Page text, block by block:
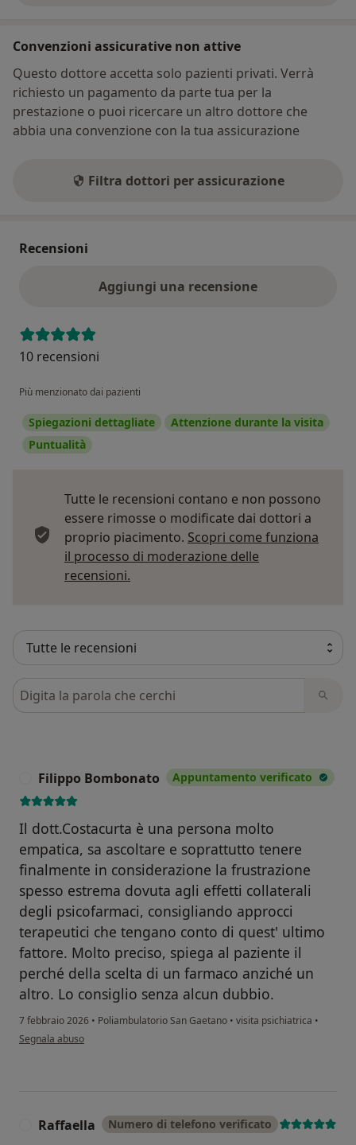
Convenzioni assicurative non attive
Questo dottore accetta solo pazienti privati. Verrà
richiesto un pagamento da parte tua per la
prestazione o puoi ricercare un altro dottore che
abbia una convenzione con la tua assicurazione
Filtra dottori per assicurazione
Recensioni
Aggiungi una recensione
10 recensioni
Più menzionato dai pazienti
Spiegazioni dettagliate
Attenzione durante la visita
Puntualità
Tutte le recensioni contano e non possono
essere rimosse o modificate dai dottori a
proprio piacimento. Scopri come funziona
il processo di moderazione delle
recensioni.
Cerca nelle recensioni
Filippo Bombonato Appuntamento verificato
Il dott.Costacurta è una persona molto
empatica, sa ascoltare e soprattutto tenere
finalmente in considerazione la frustrazione
spesso estrema dovuta agli effetti collaterali
degli psicofarmaci, consigliando approcci
terapeutici che tengano conto di quest' ultimo
fattore. Molto preciso, spiega al paziente il
perché della scelta di un farmaco anziché un
altro. Lo consiglio senza alcun dubbio.
7 febbraio 2026 • Poliambulatorio San Gaetano • visita psichiatrica •
secondo l'opinione dell'utente Filippo Bombonato
Segnala abuso
Raffaella Numero di telefono verificato